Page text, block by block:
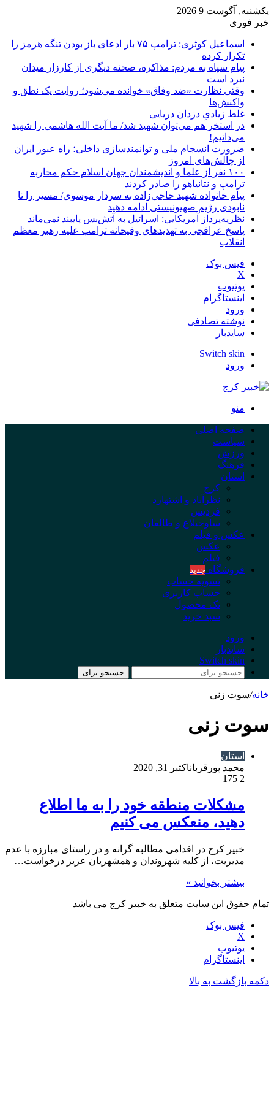
یکشنبه, آگوست 9 2026
خبر فوری
اسماعیل کوثری: ترامپ ۷۵ بار ادعای باز بودن تنگه هرمز را
تکرار کرده
پیام سپاه به مردم: مذاکره، صحنه دیگری از کارزار میدان
نبرد است
وقتی نظارت «ضد وفاق» خوانده می‌شود؛ روایت یک نطق و
واکنش‌ها
غلط زیادیِ دزدان دریایی
در استخر هم می‌توان شهید شد/ ما آیت الله هاشمی را شهید
می‌دانیم!
ضرورت انسجام ملی و توانمندسازی داخلی؛ راه عبور ایران
از چالش‌های امروز
۱۰۰ نفر از علما و اندیشمندان جهان اسلام حکم محاربه
ترامپ و نتانیاهو را صادر کردند
پیام خانواده شهید حاجی‌زاده به سردار موسوی/ مسیر را تا
نابودی رژیم صهیونیستی ادامه دهید
نظریه‌پرداز آمریکایی: اسرائیل به آتش‌بس پایبند نمی‌ماند
پاسخ عراقچی به تهدیدهای وقیحانه ترامپ علیه رهبر معظم
انقلاب
فیس بوک
X
یوتیوب
اینستاگرام
ورود
نوشته تصادفی
سایدبار
Switch skin
ورود
منو
صفحه اصلی
سیاست
ورزش
فرهنگ
استان
کرج
نظرآباد و اشتهارد
فردیس
ساوجبلاغ و طالقان
عکس و فیلم
عکس
فیلم
فروشگاه جدید
تسویه حساب
حساب کاربری
تک محصول
سبد خرید
ورود
سایدبار
Switch skin
جستجو برای
خانه/سوت زنی
سوت زنی
استان
محمد پورقرباناکتبر 31, 2020
2
مشکلات منطقه خود را به ما اطلاع
دهید، منعکس می کنیم
خبیر کرج در اقدامی مطالبه گرانه و در راستای مبارزه با عدم
مدیریت، از کلیه شهروندان و همشهریان عزیز درخواست…
بیشتر بخوانید »
تمام حقوق این سایت متعلق به خبیر کرج می باشد
فیس بوک
X
یوتیوب
اینستاگرام
دکمه بازگشت به بالا